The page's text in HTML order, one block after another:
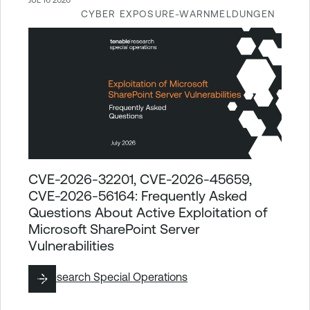
CYBER EXPOSURE-WARNMELDUNGEN
CVE-2026-32201, CVE-2026-45659,
CVE-2026-56164: Frequently Asked
Questions About Active Exploitation of
Microsoft SharePoint Server
Vulnerabilities
ByResearch Special Operations